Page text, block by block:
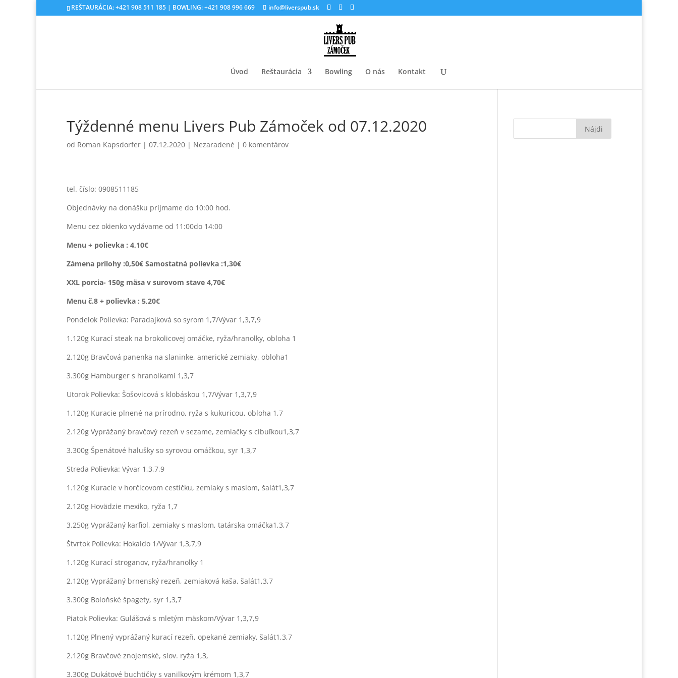
REŠTAURÁCIA: +421 908 511 185 | BOWLING: +421 908 996 669 info@liverspub.sk
Úvod Reštaurácia Bowling O nás Kontakt
Týždenné menu Livers Pub Zámoček od 07.12.2020
od Roman Kapsdorfer | 07.12.2020 | Nezaradené | 0 komentárov
tel. číslo: 0908511185
Objednávky na donášku príjmame do 10:00 hod.
Menu cez okienko vydávame od 11:00do 14:00
Menu + polievka : 4,10€
Zámena prílohy :0,50€ Samostatná polievka :1,30€
XXL porcia- 150g mäsa v surovom stave 4,70€
Menu č.8 + polievka : 5,20€
Pondelok Polievka: Paradajková so syrom 1,7/Vývar 1,3,7,9
1.120g Kurací steak na brokolicovej omáčke, ryža/hranolky, obloha 1
2.120g Bravčová panenka na slaninke, americké zemiaky, obloha1
3.300g Hamburger s hranolkami 1,3,7
Utorok Polievka: Šošovicová s klobáskou 1,7/Vývar 1,3,7,9
1.120g Kuracie plnené na prírodno, ryža s kukuricou, obloha 1,7
2.120g Vyprážaný bravčový rezeň v sezame, zemiačky s cibuľkou1,3,7
3.300g Špenátové halušky so syrovou omáčkou, syr 1,3,7
Streda Polievka: Vývar 1,3,7,9
1.120g Kuracie v horčicovom cestíčku, zemiaky s maslom, šalát1,3,7
2.120g Hovädzie mexiko, ryža 1,7
3.250g Vyprážaný karfiol, zemiaky s maslom, tatárska omáčka1,3,7
Štvrtok Polievka: Hokaido 1/Vývar 1,3,7,9
1.120g Kurací stroganov, ryža/hranolky 1
2.120g Vyprážaný brnenský rezeň, zemiaková kaša, šalát1,3,7
3.300g Boloňské špagety, syr 1,3,7
Piatok Polievka: Gulášová s mletým mäskom/Vývar 1,3,7,9
1.120g Plnený vyprážaný kurací rezeň, opekané zemiaky, šalát1,3,7
2.120g Bravčové znojemské, slov. ryža 1,3,
3.300g Dukátové buchtičky s vanilkovým krémom 1,3,7